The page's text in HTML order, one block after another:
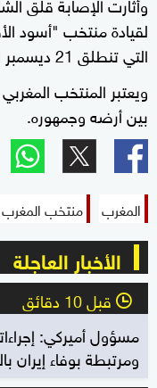
لقيادة منتخب "أسود
التي تنطلق 21 ديسمبر المقبل.
ويعتبر المنتخب
بين أرضه وجمهوره.
المغرب منتخب المغرب
الأخبار العاجلة
l قبل 10 دقائق
مسؤول أميركي:
ومرتبطة بوفاء إيران